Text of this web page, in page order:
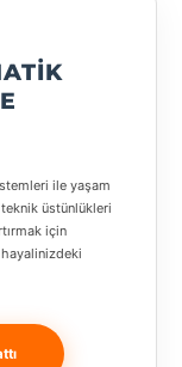
ile yaşam
teknik üstünlükleri
için